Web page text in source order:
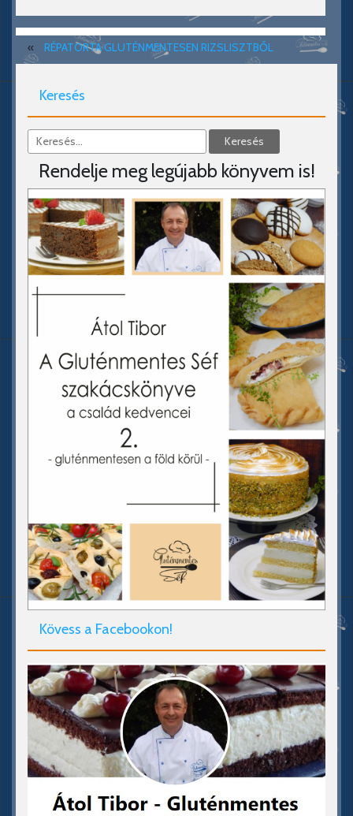
« RÉPATORTA GLUTÉNMENTESEN RIZSLISZTBŐL
Keresés
Rendelje meg legújabb könyvem is!
Kövess a Facebookon!